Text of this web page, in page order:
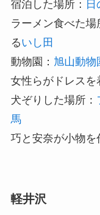
宿泊した場所：
ラーメン食べた場
るいし田
動物園： 旭山動物
女性らがドレスを
犬ぞりした場所：
馬
巧と安奈が小物を
軽井沢